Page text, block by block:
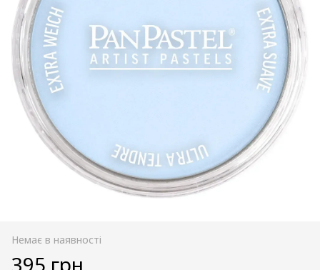
Немає в наявності
395 грн